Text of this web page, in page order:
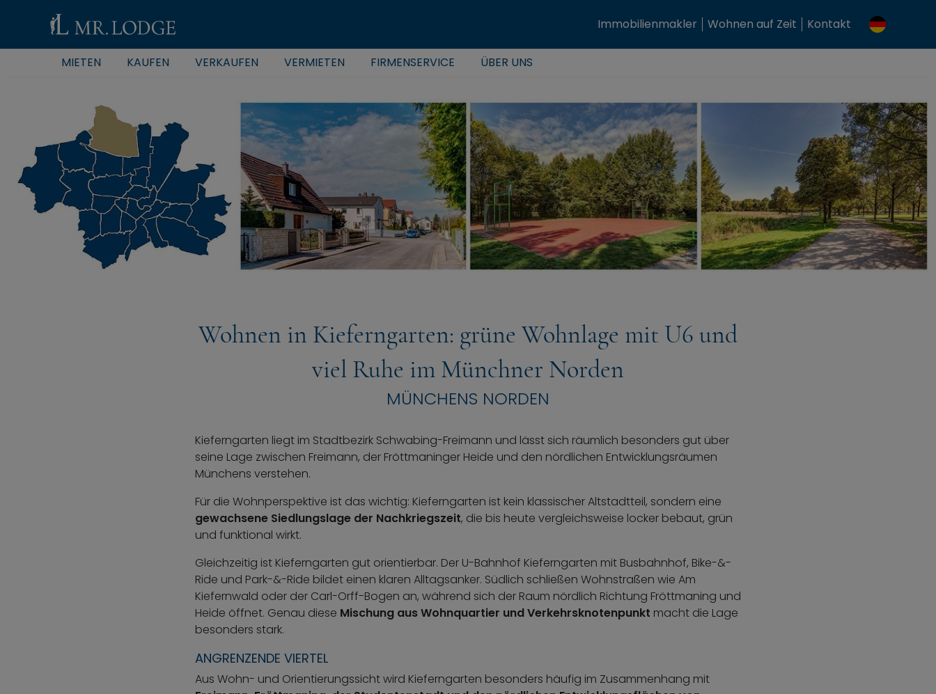
Immobilienmakler Wohnen auf Zeit Kontakt
MIETEN KAUFEN VERKAUFEN VERMIETEN FIRMENSERVICE ÜBER UNS
Wohnen in Kieferngarten: grüne Wohnlage mit U6 und
viel Ruhe im Münchner Norden
MÜNCHENS NORDEN
Kieferngarten liegt im Stadtbezirk Schwabing-Freimann und lässt sich räumlich besonders gut über
seine Lage zwischen Freimann, der Fröttmaninger Heide und den nördlichen Entwicklungsräumen
Münchens verstehen.
Für die Wohnperspektive ist das wichtig: Kieferngarten ist kein klassischer Altstadtteil, sondern eine
gewachsene Siedlungslage der Nachkriegszeit, die bis heute vergleichsweise locker bebaut, grün
und funktional wirkt.
Gleichzeitig ist Kieferngarten gut orientierbar. Der U-Bahnhof Kieferngarten mit Busbahnhof, Bike-&-
Ride und Park-&-Ride bildet einen klaren Alltagsanker. Südlich schließen Wohnstraßen wie Am
Kiefernwald oder der Carl-Orff-Bogen an, während sich der Raum nördlich Richtung Fröttmaning und
Heide öffnet. Genau diese Mischung aus Wohnquartier und Verkehrsknotenpunkt macht die Lage
besonders stark.
ANGRENZENDE VIERTEL
Aus Wohn- und Orientierungssicht wird Kieferngarten besonders häufig im Zusammenhang mit